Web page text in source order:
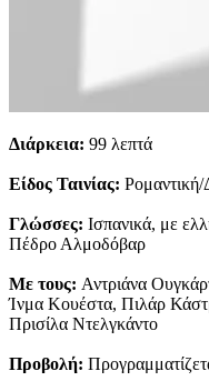
Διάρκεια: 99 λεπτά
Είδος Ταινίας: Ρομαντική/
Γλώσσες: Ισπανικά, με
Πέδρο Αλμοδόβαρ
Με τους: Αντριάνα
Ίνμα Κουέστα, Πιλάρ
Πρισίλα Ντελγκάντο
Προβολή: